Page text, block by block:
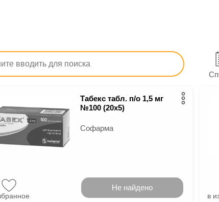
Лекарства От алкоголизма, табакокурения,
от курения
Табекс табл. п/о 1,5 мг
№100 (20х5)
Софарма
Не найдено
в